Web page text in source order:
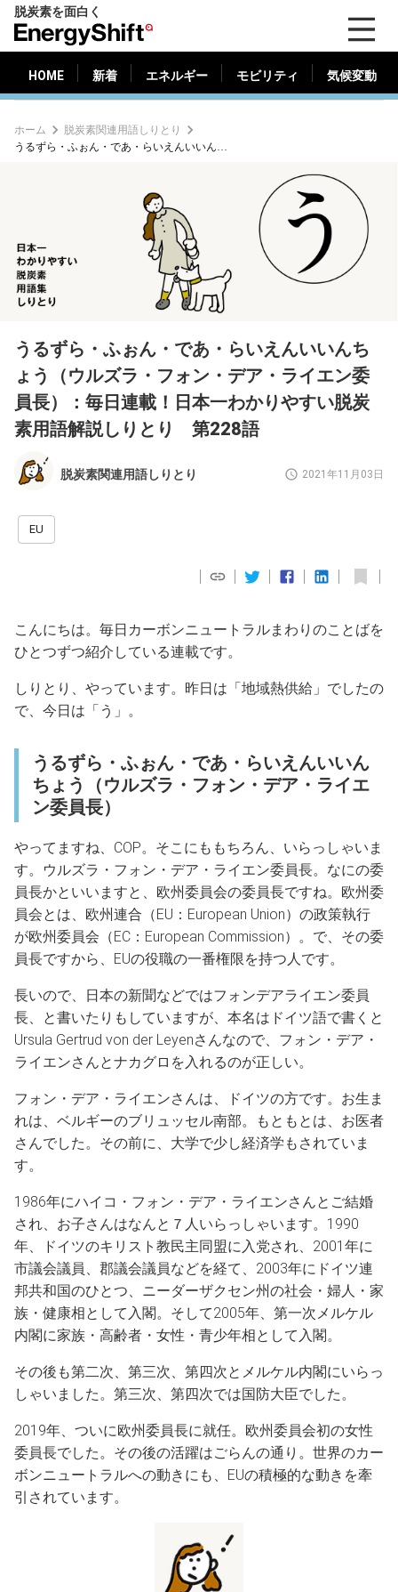
脱炭素を面白く
ナ
ジ
ー
フ
HOME 新着 エネルギー モビリティ 気候変動
新着 エネルギー 気候変動
ホーム 脱炭素関連用語しりとり
うるずら・ふぉん・であ・らいえんいいんちょう（ウルズラ・フォン・デア・ライエン委員長）：毎日連載！日本一わかりやすい脱炭素用語解説しりとり 第228語
うるずら・ふぉん・であ・らいえんいいんち
ょう（ウルズラ・フォン・デア・ライエン委
員長）：毎日連載！日本一わかりやすい脱炭
素用語解説しりとり 第228語
脱炭素関連用語しりとり 2021年11月03日
EU
こんにちは。毎日カーボンニュートラルまわりのことばを
ひとつずつ紹介している連載です。
しりとり、やっています。昨日は「地域熱供給」でしたの
で、今日は「う」。
うるずら・ふぉん・であ・らいえんいいん
ちょう（ウルズラ・フォン・デア・ライエ
ン委員長）
やってますね、COP。そこにももちろん、いらっしゃいま
す。ウルズラ・フォン・デア・ライエン委員長。なにの委
員長かといいますと、欧州委員会の委員長ですね。欧州委
員会とは、欧州連合（EU：European Union）の政策執行
が欧州委員会（EC：European Commission）。で、その委
員長ですから、EUの役職の一番権限を持つ人です。
長いので、日本の新聞などではフォンデアライエン委員
長、と書いたりもしていますが、本名はドイツ語で書くと
Ursula Gertrud von der Leyenさんなので、フォン・デア・
ライエンさんとナカグロを入れるのが正しい。
フォン・デア・ライエンさんは、ドイツの方です。お生ま
れは、ベルギーのブリュッセル南部。もともとは、お医者
さんでした。その前に、大学で少し経済学もされていま
す。
1986年にハイコ・フォン・デア・ライエンさんとご結婚
され、お子さんはなんと７人いらっしゃいます。1990
年、ドイツのキリスト教民主同盟に入党され、2001年に
市議会議員、郡議会議員などを経て、2003年にドイツ連
邦共和国のひとつ、ニーダーザクセン州の社会・婦人・家
族・健康相として入閣。そして2005年、第一次メルケル
内閣に家族・高齢者・女性・青少年相として入閣。
その後も第二次、第三次、第四次とメルケル内閣にいらっ
しゃいました。第三次、第四次では国防大臣でした。
2019年、ついに欧州委員長に就任。欧州委員会初の女性
委員長でした。その後の活躍はごらんの通り。世界のカー
ボンニュートラルへの動きにも、EUの積極的な動きを牽
引されています。